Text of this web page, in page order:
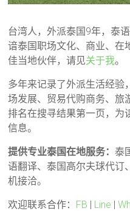
台湾人，外派泰国9年，泰
谙泰国职场文化、商业、在
佳当地伙伴，请见关于我。
多年来记录了外派生活经验
场发展、贸易代购商务、旅
排名在搜寻结果第一页，为
信息。
提供专业泰国在地服务：泰
语翻译、泰国高尔夫球代订
机接洽。
欢迎联系合作： FB | Line |